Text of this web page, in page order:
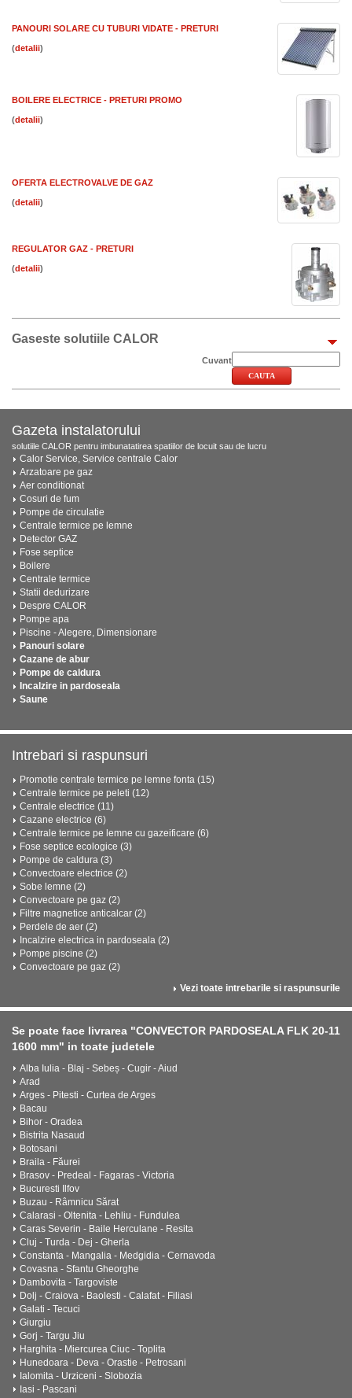
PANOURI SOLARE CU TUBURI VIDATE - PRETURI
( )
BOILERE ELECTRICE - PRETURI PROMO
( )
OFERTA ELECTROVALVE DE GAZ
( )
REGULATOR GAZ - PRETURI
( )
Gaseste solutiile CALOR
Cuvant
Gazeta instalatorului
solutiile CALOR pentru imbunatatirea spatiilor de locuit sau de lucru
Calor Service, Service centrale Calor
Arzatoare pe gaz
Aer conditionat
Cosuri de fum
Pompe de circulatie
Centrale termice pe lemne
Detector GAZ
Fose septice
Boilere
Centrale termice
Statii dedurizare
Despre CALOR
Pompe apa
Piscine - Alegere, Dimensionare
Panouri solare
Cazane de abur
Pompe de caldura
Incalzire in pardoseala
Saune
Intrebari si raspunsuri
Promotie centrale termice pe lemne fonta (15)
Centrale termice pe peleti (12)
Centrale electrice (11)
Cazane electrice (6)
Centrale termice pe lemne cu gazeificare (6)
Fose septice ecologice (3)
Pompe de caldura (3)
Convectoare electrice (2)
Sobe lemne (2)
Convectoare pe gaz (2)
Filtre magnetice anticalcar (2)
Perdele de aer (2)
Incalzire electrica in pardoseala (2)
Pompe piscine (2)
Convectoare pe gaz (2)
Vezi toate intrebarile si raspunsurile
Se poate face livrarea "CONVECTOR PARDOSEALA FLK 20-11
1600 mm" in toate judetele
Alba Iulia - Blaj - Sebeș - Cugir - Aiud
Arad
Arges - Pitesti - Curtea de Arges
Bacau
Bihor - Oradea
Bistrita Nasaud
Botosani
Braila - Făurei
Brasov - Predeal - Fagaras - Victoria
Bucuresti Ilfov
Buzau - Râmnicu Sărat
Calarasi - Oltenita - Lehliu - Fundulea
Caras Severin - Baile Herculane - Resita
Cluj - Turda - Dej - Gherla
Constanta - Mangalia - Medgidia - Cernavoda
Covasna - Sfantu Gheorghe
Dambovita - Targoviste
Dolj - Craiova - Baolesti - Calafat - Filiasi
Galati - Tecuci
Giurgiu
Gorj - Targu Jiu
Harghita - Miercurea Ciuc - Toplita
Hunedoara - Deva - Orastie - Petrosani
Ialomita - Urziceni - Slobozia
Iasi - Pascani